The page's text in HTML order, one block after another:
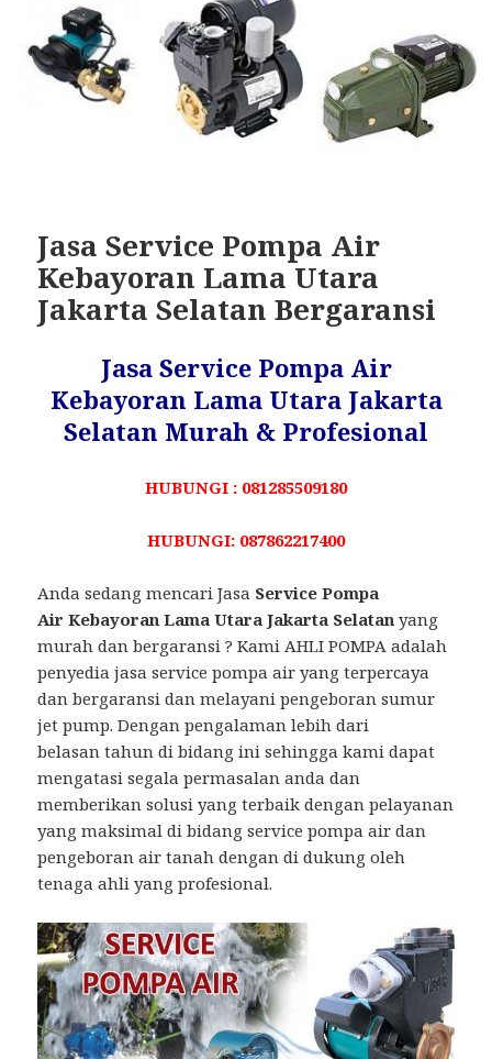
Jasa Service Pompa Air
Kebayoran Lama Utara
Jakarta Selatan Bergaransi
Jasa Service Pompa Air
Kebayoran Lama Utara Jakarta
Selatan Murah & Profesional
HUBUNGI : 081285509180
HUBUNGI: 087862217400
Anda sedang mencari Jasa Service Pompa
Air Kebayoran Lama Utara Jakarta Selatan yang
murah dan bergaransi ? Kami AHLI POMPA adalah
penyedia jasa service pompa air yang terpercaya
dan bergaransi dan melayani pengeboran sumur
jet pump. Dengan pengalaman lebih dari
belasan tahun di bidang ini sehingga kami dapat
mengatasi segala permasalan anda dan
memberikan solusi yang terbaik dengan pelayanan
yang maksimal di bidang service pompa air dan
pengeboran air tanah dengan di dukung oleh
tenaga ahli yang profesional.